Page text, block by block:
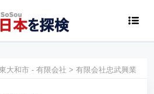
大和市 - 有限会社 > 有限会社忠武興業